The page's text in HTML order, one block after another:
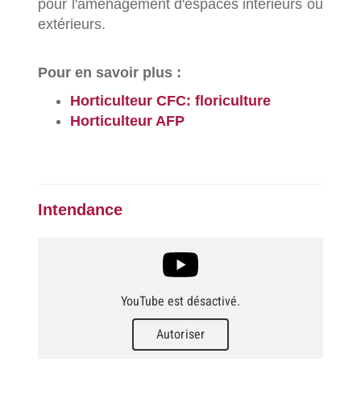
pour l'aménagement d'espaces intérieurs ou
extérieurs.
Pour en savoir plus :
Horticulteur CFC: floriculture
Horticulteur AFP
Intendance
YouTube est désactivé.
Autoriser